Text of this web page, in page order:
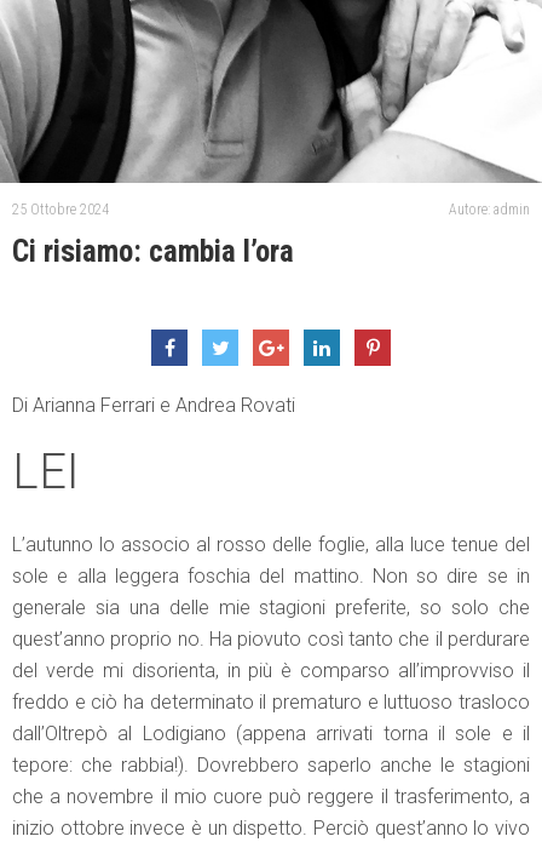
25 Ottobre 2024 Autore: admin
Ci risiamo: cambia l’ora
Di Arianna Ferrari e Andrea Rovati
LEI
L’autunno lo associo al rosso delle foglie, alla luce tenue del
sole e alla leggera foschia del mattino. Non so dire se in
generale sia una delle mie stagioni preferite, so solo che
quest’anno proprio no. Ha piovuto così tanto che il perdurare
del verde mi disorienta, in più è comparso all’improvviso il
freddo e ciò ha determinato il prematuro e luttuoso trasloco
dall’Oltrepò al Lodigiano (appena arrivati torna il sole e il
tepore: che rabbia!). Dovrebbero saperlo anche le stagioni
che a novembre il mio cuore può reggere il trasferimento, a
inizio ottobre invece è un dispetto. Perciò quest’anno lo vivo